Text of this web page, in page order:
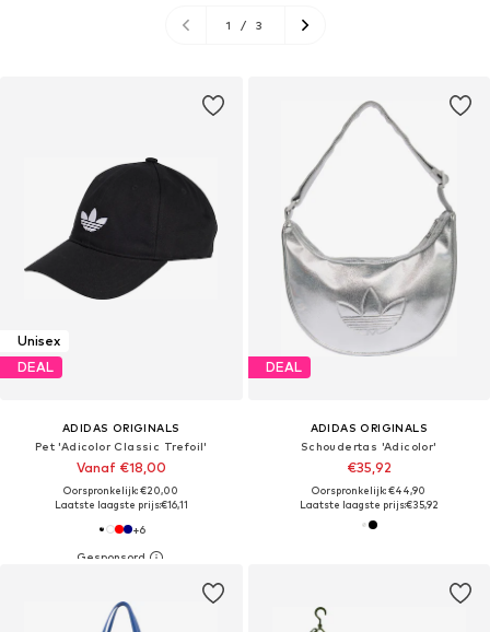
Unisex
DEAL
ADIDAS ORIGINALS
Pet 'Adicolor Classic Trefoil'
Vanaf €18,00
Oorspronkelijk: €20,00
Laatste laagste prijs:€16,11
+6
DEAL
ADIDAS ORIGINALS
Schoudertas 'Adicolor'
€35,92
Oorspronkelijk: €44,90
Laatste laagste prijs:€35,92
1 / 3